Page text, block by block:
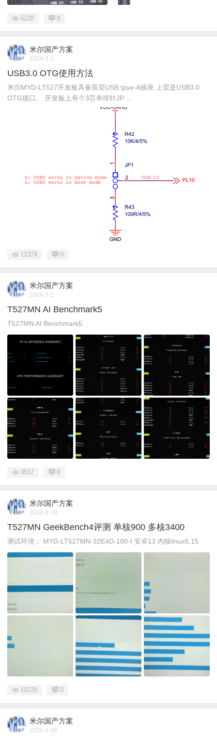
5228 8
米尔国产方案
2024-3-2
USB3.0 OTG使用方法
米尔MYD-LT527开发板具备双层USB tpye-A插座 上层是USB3.0
OTG接口。 开发板上有个3芯单排针JP ...
11379 0
米尔国产方案
2024-3-1
T527MN AI Benchmark5
T527MN AI Benchmark5
3557 0
米尔国产方案
2024-2-29
T527MN GeekBench4评测 单核900 多核3400
测试环境： MYD-LT527MN-32E4D-180-I 安卓13 内核linux5.15
10229 0
米尔国产方案
2024-2-29